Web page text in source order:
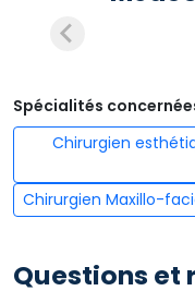
Spécialités
Chirurgien
Chirurgien Maxillo-
Questions et